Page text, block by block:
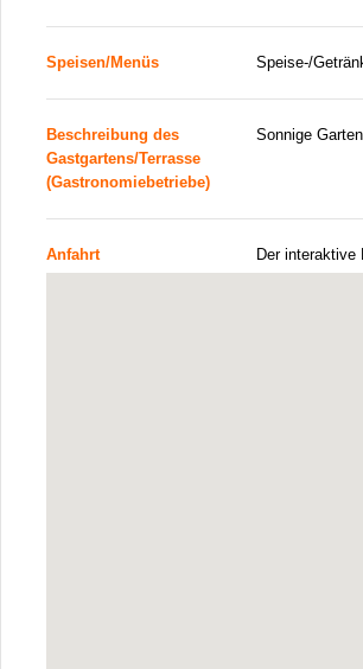
Speisen/Menüs Speise-/
Beschreibung des
Gastgartens/Terrasse
(Gastronomiebetriebe)
Sonnige
Anfahrt Der interaktive